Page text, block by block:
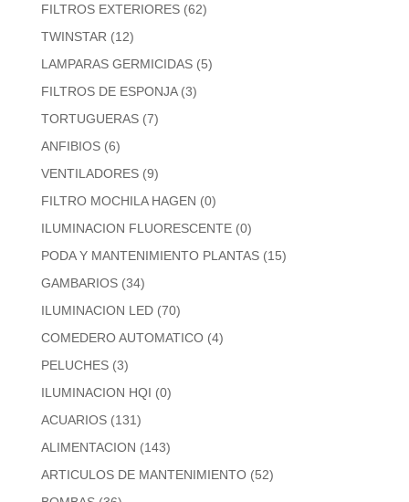
FILTROS EXTERIORES (62)
TWINSTAR (12)
LAMPARAS GERMICIDAS (5)
FILTROS DE ESPONJA (3)
TORTUGUERAS (7)
ANFIBIOS (6)
VENTILADORES (9)
FILTRO MOCHILA HAGEN (0)
ILUMINACION FLUORESCENTE (0)
PODA Y MANTENIMIENTO PLANTAS (15)
GAMBARIOS (34)
ILUMINACION LED (70)
COMEDERO AUTOMATICO (4)
PELUCHES (3)
ILUMINACION HQI (0)
ACUARIOS (131)
ALIMENTACION (143)
ARTICULOS DE MANTENIMIENTO (52)